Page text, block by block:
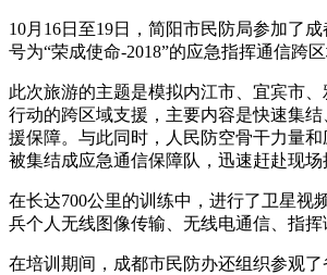
10月16日至19日，简阳市民防局参加了
号为“荣成使命-2018”的应急指挥通信跨区
此次旅游的主题是模拟内江市、宜宾市
行动的跨区域支援，主要内容是快速集
援保障。与此同时，人民防空骨干力量
被集结成应急通信保障队，迅速赶赴现场
在长达700公里的训练中，进行了卫星视
兵个人无线图像传输、无线电通信、指挥
在培训期间，成都市民防办还组织参观